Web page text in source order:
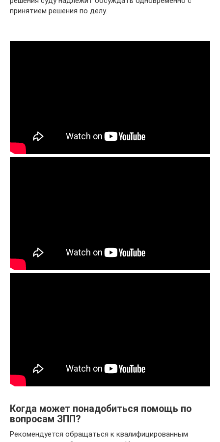
принятием решения по делу.
Когда может понадобиться помощь по
вопросам ЗПП?
Рекомендуется обращаться к квалифицированным